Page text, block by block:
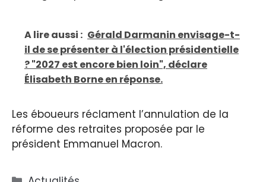
A lire aussi : Gérald Darmanin envisage-t-
il de se présenter à l'élection présidentielle
? "2027 est encore bien loin", déclare
Élisabeth Borne en réponse.
Les éboueurs réclament l’annulation de la
réforme des retraites proposée par le
président Emmanuel Macron.
Catégories